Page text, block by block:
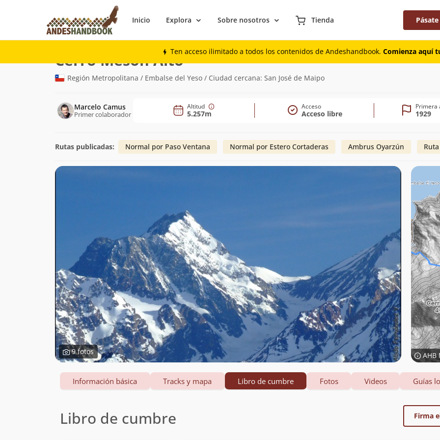
Inicio Explora Sobre nosotros Tienda
Ten acceso ilimitado a todos los contenidos de Andeshandbook. Comienza aquí
Montaña
Cerro Mesón Alto(5.257m)
Región Metropolitana / Embalse del Yeso / Ciudad cercana: San José de Maipo
Marcelo Camus
Primer colaborador
Altitud
5.257m
Acceso
Acceso libre
Primera
1929
Rutas publicadas: Normal por Paso Ventana Normal por Estero Cortaderas Ambrus Oyarzún
9 fotos AHB
Información básica Tracks y mapa Libro de cumbre Fotos Videos Guías
Libro de cumbre Firma